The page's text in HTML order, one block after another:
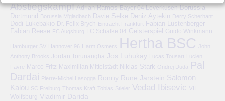
Abstiegskampf Adrian Ramos Bayer 04 Leverkusen Borussia
Dortmund
Borussia M'gladbach Davie Selke Deniz Aytekin Derry Scherhant
Dodi Lukebakio Dr. Felix Brych Eintracht Frankfurt
Fabian Lustenberger
Fabian Reese FC Augsburg FC Schalke 04 Geisterspiel Guido Winkmann
Hamburger SV Hannover 96 Harm Osmers Hertha BSC
John
Anthony Brooks
Jordan Torunarigha Jos Luhukay Lucas Tousart Lucien
Favre
Marco Fritz Maximilian Mittelstädt Niklas Stark Ondrej Duda Pal
Dardai Pierre-Michel Lasogga Ronny Rune Jarstein Salomon
Kalou SC Freiburg Thomas Kraft Tobias Stieler Vedad Ibisevic
VfL
Wolfsburg
Vladimir Darida